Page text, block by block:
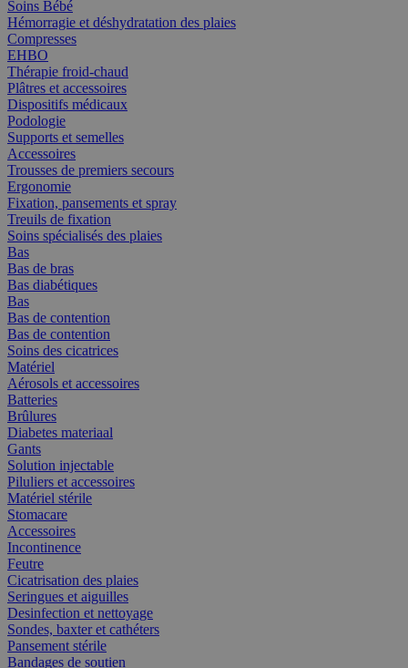
Soins Bébé
Hémorragie et déshydratation des plaies
Compresses
EHBO
Thérapie froid-chaud
Plâtres et accessoires
Dispositifs médicaux
Podologie
Supports et semelles
Accessoires
Trousses de premiers secours
Ergonomie
Fixation, pansements et spray
Treuils de fixation
Soins spécialisés des plaies
Bas
Bas de bras
Bas diabétiques
Bas
Bas de contention
Bas de contention
Soins des cicatrices
Matériel
Aérosols et accessoires
Batteries
Brûlures
Diabetes materiaal
Gants
Solution injectable
Piluliers et accessoires
Matériel stérile
Stomacare
Accessoires
Incontinence
Feutre
Cicatrisation des plaies
Seringues et aiguilles
Desinfection et nettoyage
Sondes, baxter et cathéters
Pansement stérile
Bandages de soutien